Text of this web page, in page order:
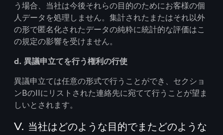
う場合、当社は今後それらの目的のためにお客様の個
人データを処理しません。集計されたまたはそれ以外
の形で匿名化されたデータの純粋に統計的な評価はこ
の規定の影響を受けません。
d. 異議申立てを行う権利の行使
異議申立ては任意の形式で行うことができ、セクショ
ンBのIIにリストされた連絡先に宛てて行うことが望ま
しいとされます。
V. 当社はどのような目的でまたどのような